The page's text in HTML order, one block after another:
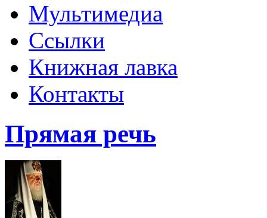
Мультимедиа
Ссылки
Книжная лавка
Контакты
Прямая речь